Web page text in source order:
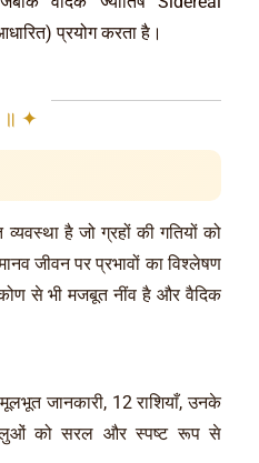
प्रयोग करता है।
है जो ग्रहों की गतियों को
जीवन पर प्रभावों का विश्लेषण
से भी मजबूत नींव है और वैदिक
जानकारी, 12 राशियाँ, उनके
को सरल और स्पष्ट रूप से